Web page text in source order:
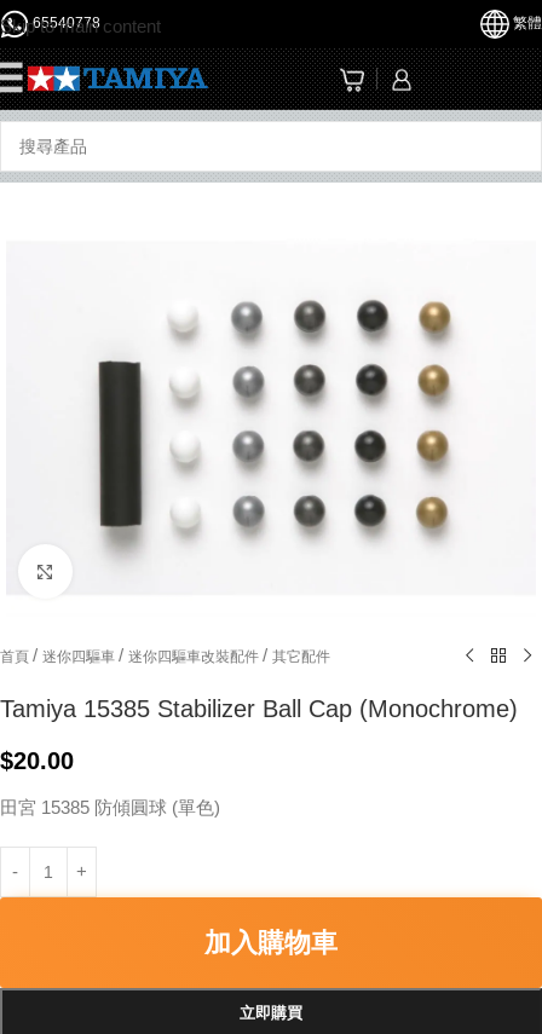
Skip to main content
65540778 繁體
首頁 / 迷你四驅車 / 迷你四驅車改裝配件 / 其它配件
Tamiya 15385 Stabilizer Ball Cap (Monochrome)
$20.00
田宮 15385 防傾圓球 (單色)
加入購物車
立即購買